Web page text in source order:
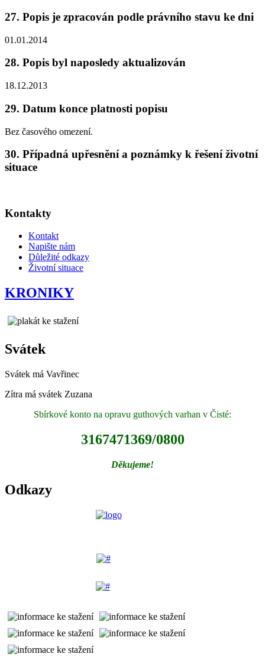
27. Popis je zpracován podle právního stavu ke dni
01.01.2014
28. Popis byl naposledy aktualizován
18.12.2013
29. Datum konce platnosti popisu
Bez časového omezení.
30. Případná upřesnění a poznámky k řešení životní
situace
Kontakty
Kontakt
Napište nám
Důležité odkazy
Životní situace
KRONIKY
Svátek
Svátek má Vavřinec
Zítra má svátek Zuzana
Sbírkové konto na opravu guthových varhan v Čisté:
3167471369/0800
Děkujeme!
Odkazy